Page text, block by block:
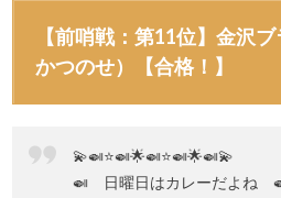
【前哨戦：第11位】金沢
かつのせ）【合格！】
💫🍛⭐️🍛🌟🍛⭐️🍛🌟🍛💫
🍛 日曜日はカレーだよね